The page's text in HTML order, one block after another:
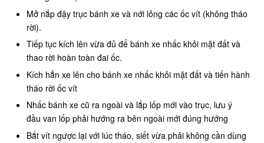
Mở nắp đậy trục bánh xe và nới lỏng các ốc vít (không tháo
rời).
Tiếp tục kích lên vừa đủ để bánh xe nhấc khỏi mặt đất và
thao rời hoàn toàn đai ốc.
Kích hẳn xe lên cho bánh xe nhấc khỏi mặt đất và tiến hành
tháo rời ốc vít
Nhấc bánh xe cũ ra ngoài và lắp lốp mới vào trục, lưu ý
đầu van lốp phải hướng ra bên ngoài mới đúng hướng
Bắt vít ngược lại với lúc tháo, siết vừa phải không cần dùng